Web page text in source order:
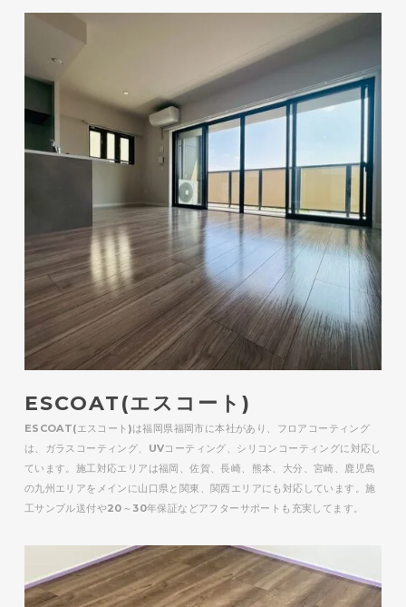
ESCOAT(エスコート)
ESCOAT(エスコート)は福岡県福岡市に本社があり、フロアコーティング
は、ガラスコーティング、UVコーティング、シリコンコーティングに対応し
ています。施工対応エリアは福岡、佐賀、長崎、熊本、大分、宮崎、鹿児島
の九州エリアをメインに山口県と関東、関西エリアにも対応しています。施
工サンプル送付や20～30年保証などアフターサポートも充実してます。